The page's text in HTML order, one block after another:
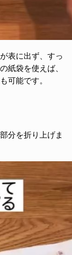
表に出ず、すっ
紙袋を使えば、
可能です。
分を折り上げま